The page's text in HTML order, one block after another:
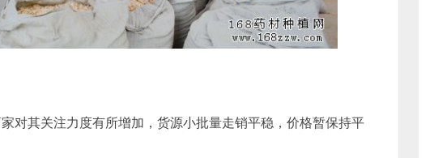
对其关注力度有所增加，货源小批量走销平稳，价格暂保持平